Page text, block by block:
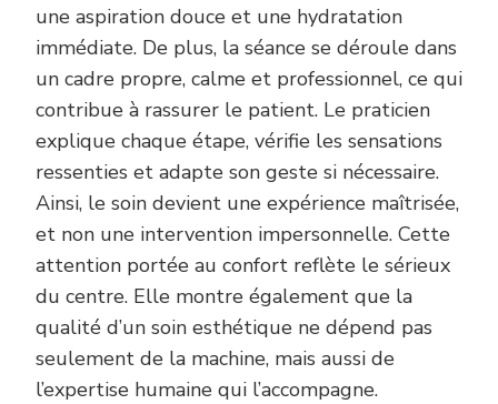
une aspiration douce et une hydratation
immédiate. De plus, la séance se déroule dans
un cadre propre, calme et professionnel, ce qui
contribue à rassurer le patient. Le praticien
explique chaque étape, vérifie les sensations
ressenties et adapte son geste si nécessaire.
Ainsi, le soin devient une expérience maîtrisée,
et non une intervention impersonnelle. Cette
attention portée au confort reflète le sérieux
du centre. Elle montre également que la
qualité d’un soin esthétique ne dépend pas
seulement de la machine, mais aussi de
l’expertise humaine qui l’accompagne.